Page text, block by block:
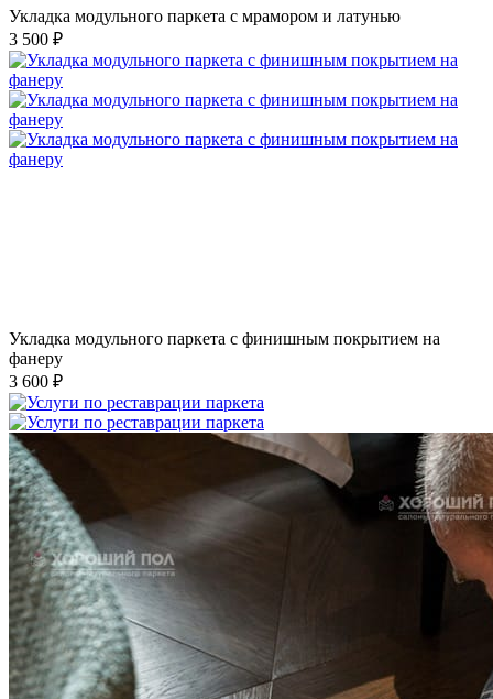
Укладка модульного паркета с мрамором и латунью
3 500 ₽
Укладка модульного паркета с финишным покрытием на
фанеру
3 600 ₽
Услуги по реставрации паркета